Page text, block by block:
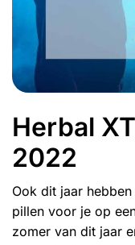
Herbal
2022
Ook dit jaar
pillen voor je op
zomer van dit jaar